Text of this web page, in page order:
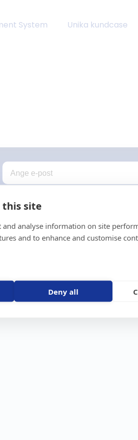
this site
and analyse information on site
and to enhance and customise
Deny all
System Unika kundcase
trackers
2.0
Stöldskydd
Båt
Åkgräsklippare
Moped
Vattenskoter